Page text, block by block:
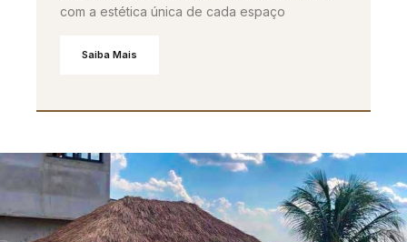
com a estética única de cada espaço
Saiba Mais